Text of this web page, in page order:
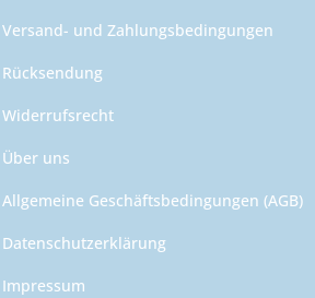
Versand- und Zahlungsbedingungen
Rücksendung
Widerrufsrecht
Über uns
Allgemeine Geschäftsbedingungen (AGB)
Datenschutzerklärung
Impressum